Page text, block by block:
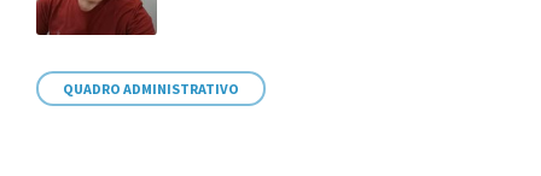
QUADRO ADMINISTRATIVO